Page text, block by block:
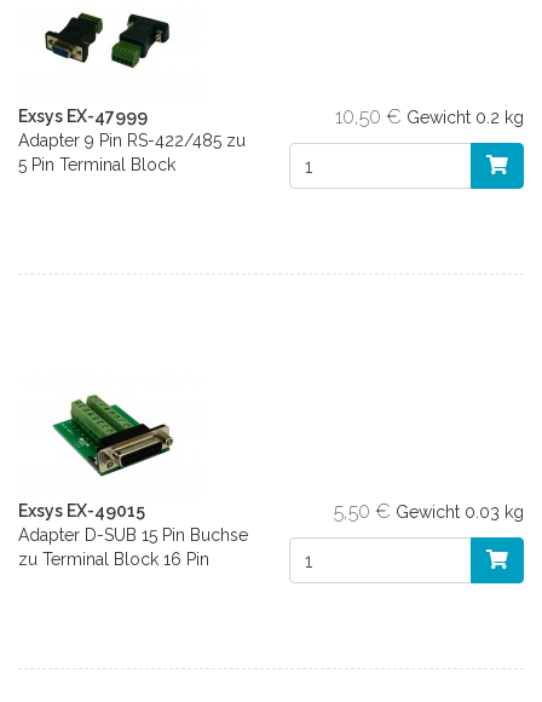
Exsys EX-47999
Adapter 9 Pin RS-422/485 zu
5 Pin Terminal Block
10,50 € Gewicht 0.2 kg
Exsys EX-49015
Adapter D-SUB 15 Pin Buchse
zu Terminal Block 16 Pin
5,50 € Gewicht 0.03 kg